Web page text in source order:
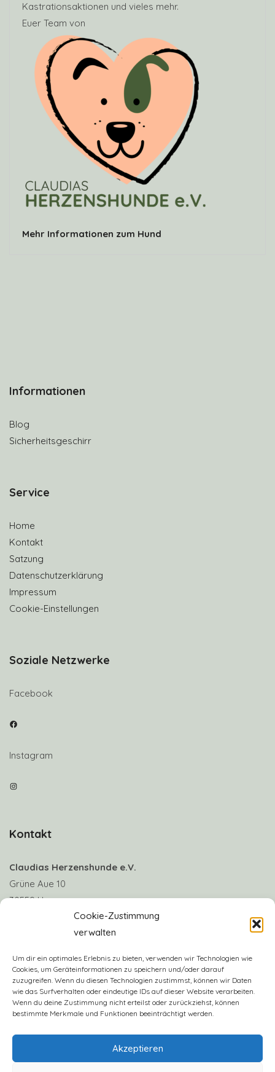
Cookie-Zustimmung
verwalten
Um dir ein optimales Erlebnis zu bieten, verwenden wir Technologien wie
Cookies, um Geräteinformationen zu speichern und/oder darauf
zuzugreifen. Wenn du diesen Technologien zustimmst, können wir Daten
wie das Surfverhalten oder eindeutige IDs auf dieser Website verarbeiten.
Wenn du deine Zustimmung nicht erteilst oder zurückziehst, können
bestimmte Merkmale und Funktionen beeinträchtigt werden.
Akzeptieren
Kastrationsaktionen und vieles mehr.
Euer Team von
Mehr Informationen zum Hund
Informationen
Blog
Sicherheitsgeschirr
Service
Home
Kontakt
Satzung
Datenschutzerklärung
Impressum
Cookie-Einstellungen
Soziale Netzwerke
Facebook
Facebook
Instagram
Instagram
Kontakt
Claudias Herzenshunde e.V.
Grüne Aue 10
30559 Hannover
Telefon: +49 170 8063922
Vereinskonto: Deutsche Skatbank
IBAN: DE57 8306 5408 0005 3406 16
BIC: GENODEF1SLR